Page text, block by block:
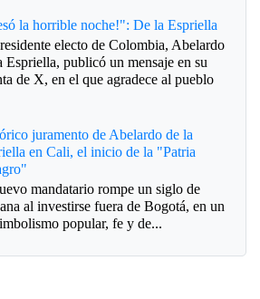
la horrible noche!": De la Espriella
electo de Colombia, Abelardo
Espriella, publicó un mensaje en su
de X, en el que agradece al pueblo
juramento de Abelardo de la
en Cali, el inicio de la "Patria
mandatario rompe un siglo de
al investirse fuera de Bogotá, en un
popular, fe y de...